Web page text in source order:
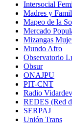
Intersocial
Madres y
Mapeo de la
Mercado
Mizangas
Mundo Afro
Observatorio
Obsur
ONAJPU
PIT-CNT
Radio
REDES (Red
SERPAJ
Unión Trans